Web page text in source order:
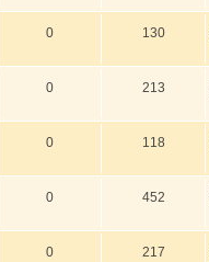
0 130
0 213
0 118
0 452
0 217